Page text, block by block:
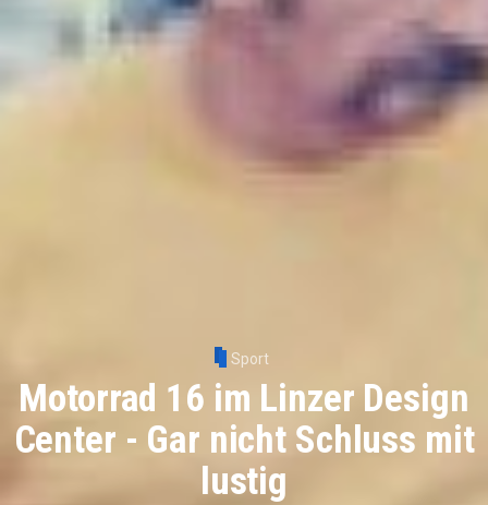
Sport
Motorrad 16 im Linzer Design
Center - Gar nicht Schluss mit
lustig